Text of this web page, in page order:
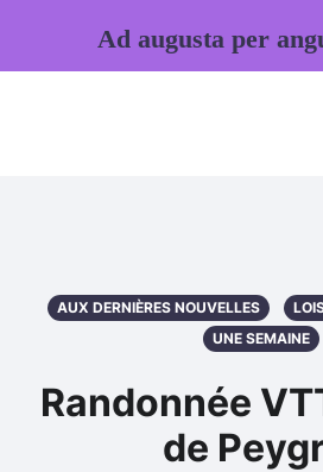
AUX DERNIÈRES NOUVELLES
UNE SEMAINE
Randonnée
de
Ad augusta per